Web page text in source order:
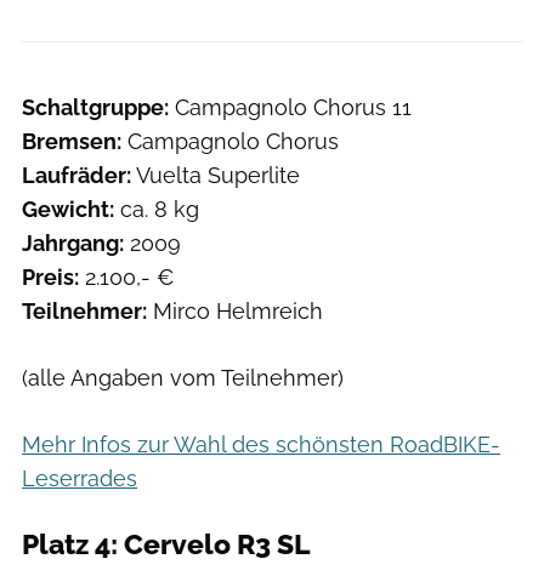
Schaltgruppe: Campagnolo Chorus 11
Bremsen: Campagnolo Chorus
Laufräder:Vuelta Superlite
Gewicht: ca. 8 kg
Jahrgang: 2009
Preis: 2.100,- €
Teilnehmer: Mirco Helmreich
(alle Angaben vom Teilnehmer)
Mehr Infos zur Wahl des schönsten RoadBIKE-
Leserrades
Platz 4: Cervelo R3 SL